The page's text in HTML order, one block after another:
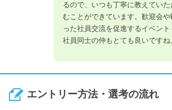
るので、いつも丁寧に教えてい
むことができています。歓迎会
った社員交流を促進するイベント
社員同士の仲もとても良いですね
エントリー方法・選考の流れ